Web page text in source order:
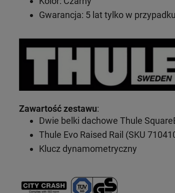
Gwarancja: 5 lat tylko w
Zawartość zestawu:
Dwie belki dachowe Thule
Thule Evo Raised Rail (SKU
Klucz dynamometryczny